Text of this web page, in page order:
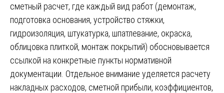
сметный расчет, где каждый вид работ (демонтаж,
подготовка основания, устройство стяжки,
гидроизоляция, штукатурка, шпатлевание, окраска,
облицовка плиткой, монтаж покрытий) обосновывается
ссылкой на конкретные пункты нормативной
документации. Отдельное внимание уделяется расчету
накладных расходов, сметной прибыли, коэффициентов,